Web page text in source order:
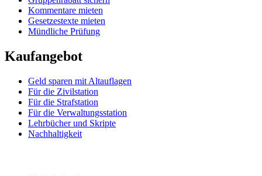
Kommentare mieten
Gesetzestexte mieten
Mündliche Prüfung
Kaufangebot
Geld sparen mit Altauflagen
Für die Zivilstation
Für die Strafstation
Für die Verwaltungsstation
Lehrbücher und Skripte
Nachhaltigkeit